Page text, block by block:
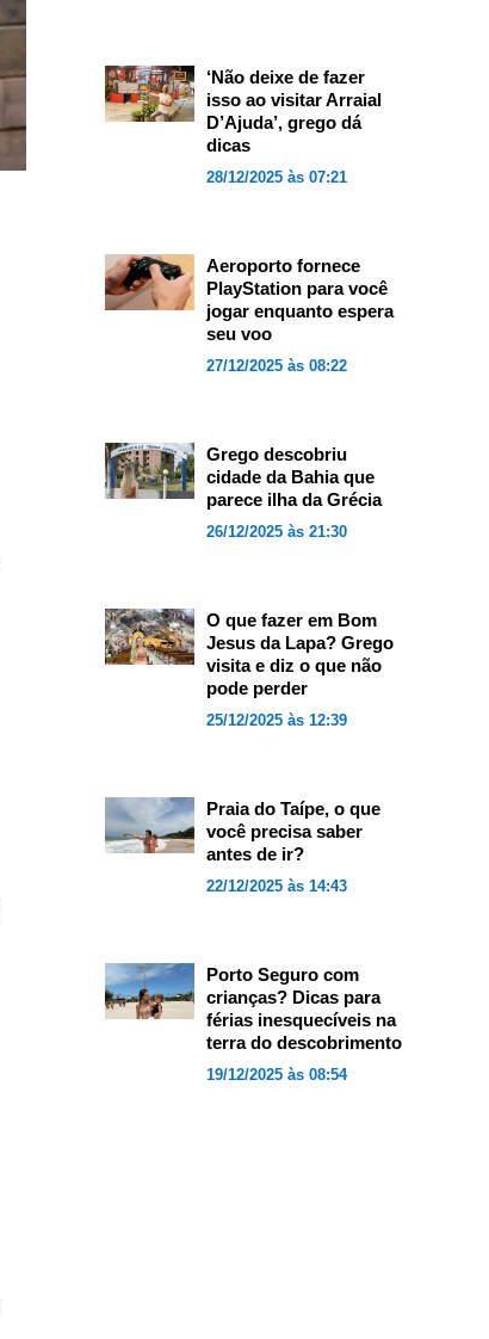
‘Não deixe de fazer
isso ao visitar Arraial
D’Ajuda’, grego dá
dicas
28/12/2025 às 07:21
Aeroporto fornece
PlayStation para você
jogar enquanto espera
seu voo
27/12/2025 às 08:22
Grego descobriu
cidade da Bahia que
parece ilha da Grécia
26/12/2025 às 21:30
O que fazer em Bom
Jesus da Lapa? Grego
visita e diz o que não
pode perder
25/12/2025 às 12:39
Praia do Taípe, o que
você precisa saber
antes de ir?
22/12/2025 às 14:43
Porto Seguro com
crianças? Dicas para
férias inesquecíveis na
terra do descobrimento
19/12/2025 às 08:54